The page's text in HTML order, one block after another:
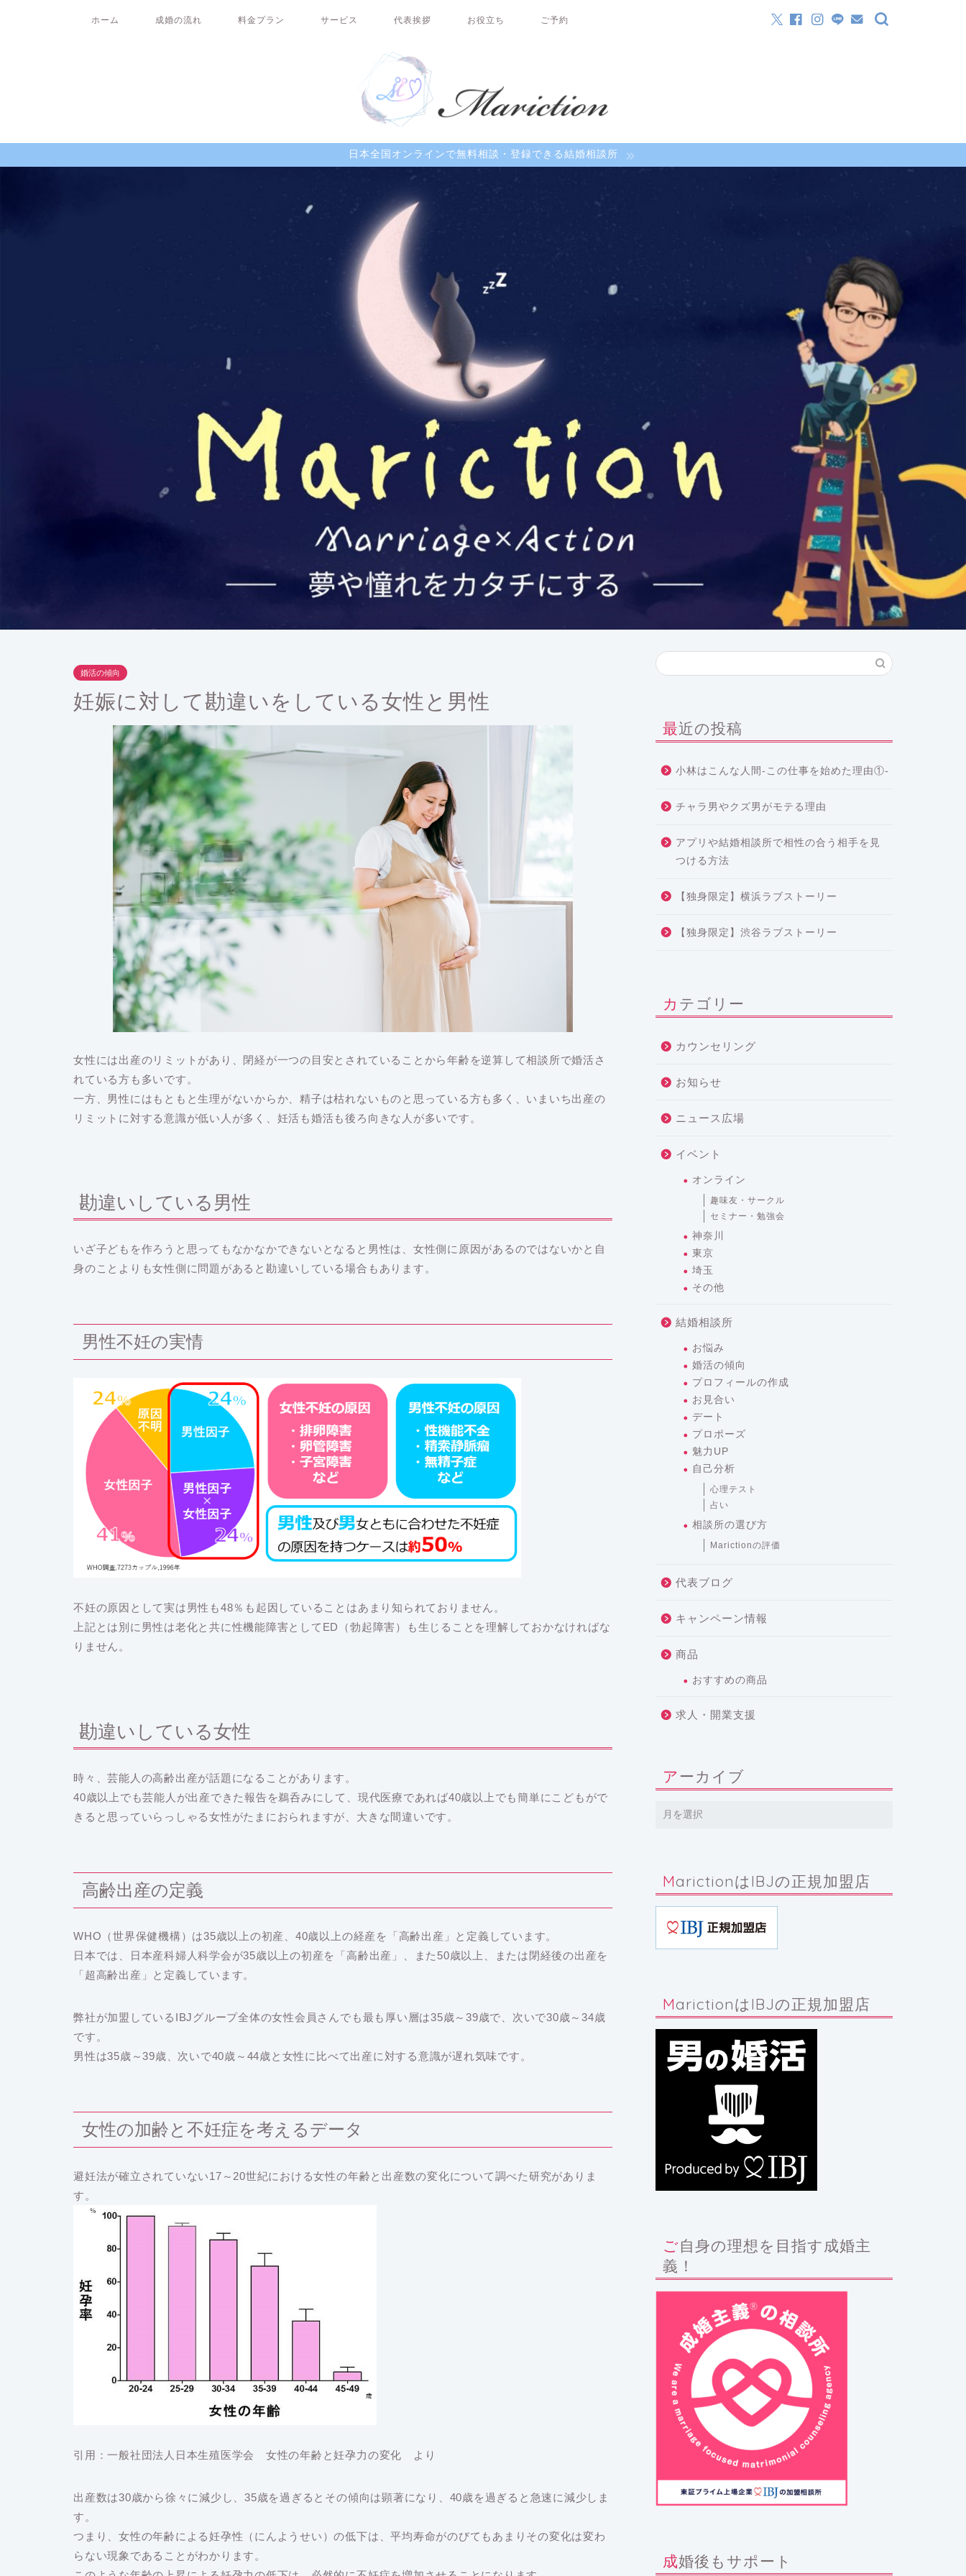
ホーム 成婚の流れ 料金プラン サービス 代表挨拶 お役立ち ご予約
日本全国オンラインで無料相談・登録できる結婚相談所
婚活の傾向
妊娠に対して勘違いをしている女性と男性
女性には出産のリミットがあり、閉経が一つの目安とされていることから年齢を逆算して相談所で婚活さ
れている方も多いです。
一方、男性にはもともと生理がないからか、精子は枯れないものと思っている方も多く、いまいち出産の
リミットに対する意識が低い人が多く、妊活も婚活も後ろ向きな人が多いです。
勘違いしている男性
いざ子どもを作ろうと思ってもなかなかできないとなると男性は、女性側に原因があるのではないかと自
身のことよりも女性側に問題があると勘違いしている場合もあります。
男性不妊の実情
不妊の原因として実は男性も48％も起因していることはあまり知られておりません。
上記とは別に男性は老化と共に性機能障害としてED（勃起障害）も生じることを理解しておかなければな
りません。
勘違いしている女性
時々、芸能人の高齢出産が話題になることがあります。
40歳以上でも芸能人が出産できた報告を鵜呑みにして、現代医療であれば40歳以上でも簡単にこどもがで
きると思っていらっしゃる女性がたまにおられますが、大きな間違いです。
高齢出産の定義
WHO（世界保健機構）は35歳以上の初産、40歳以上の経産を「高齢出産」と定義しています。
日本では、日本産科婦人科学会が35歳以上の初産を「高齢出産」、また50歳以上、または閉経後の出産を
「超高齢出産」と定義しています。
弊社が加盟しているIBJグループ全体の女性会員さんでも最も厚い層は35歳～39歳で、次いで30歳～34歳
です。
男性は35歳～39歳、次いで40歳～44歳と女性に比べて出産に対する意識が遅れ気味です。
女性の加齢と不妊症を考えるデータ
避妊法が確立されていない17～20世紀における女性の年齢と出産数の変化について調べた研究がありま
す。
引用：一般社団法人日本生殖医学会 女性の年齢と妊孕力の変化 より
出産数は30歳から徐々に減少し、35歳を過ぎるとその傾向は顕著になり、40歳を過ぎると急速に減少しま
す。
つまり、女性の年齢による妊孕性（にんようせい）の低下は、平均寿命がのびてもあまりその変化は変わ
らない現象であることがわかります。
最近の投稿
小林はこんな人間-この仕事を始めた理由①-
チャラ男やクズ男がモテる理由
アプリや結婚相談所で相性の合う相手を見
つける方法
【独身限定】横浜ラブストーリー
【独身限定】渋谷ラブストーリー
カテゴリー
カウンセリング
お知らせ
ニュース広場
イベント
オンライン
趣味友・サークル
セミナー・勉強会
神奈川
東京
埼玉
その他
結婚相談所
お悩み
婚活の傾向
プロフィールの作成
お見合い
デート
プロポーズ
魅力UP
自己分析
心理テスト
占い
相談所の選び方
Marictionの評価
代表ブログ
キャンペーン情報
商品
おすすめの商品
求人・開業支援
アーカイブ
MarictionはIBJの正規加盟店
MarictionはIBJの正規加盟店
ご自身の理想を目指す成婚主
義！
成婚後もサポート